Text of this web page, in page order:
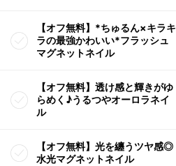
【オフ無料】*ちゅるん×キラキ
ラの最強かわいい*フラッシュ
マグネットネイル
【オフ無料】透け感と輝きがゆ
らめく♪うるつやオーロラネイ
ル
【オフ無料】光を纏うツヤ感◎
水光マグネットネイル